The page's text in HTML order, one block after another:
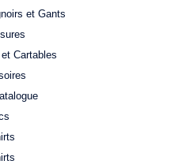
et Gants
Cartables